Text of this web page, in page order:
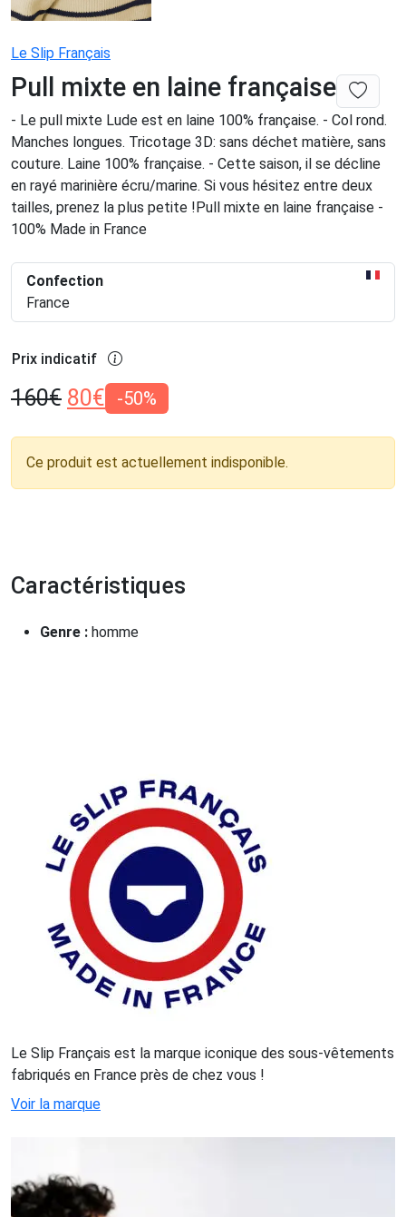
Le Slip Français
Pull mixte en laine française
- Le pull mixte Lude est en laine 100% française. - Col rond.
Manches longues. Tricotage 3D: sans déchet matière, sans
couture. Laine 100% française. - Cette saison, il se décline
en rayé marinière écru/marine. Si vous hésitez entre deux
tailles, prenez la plus petite !Pull mixte en laine française -
100% Made in France
Confection
France
Prix indicatif
160€ 80€ -50%
Ce produit est actuellement indisponible.
Caractéristiques
Genre : homme
Le Slip Français est la marque iconique des sous-vêtements
fabriqués en France près de chez vous !
Voir la marque